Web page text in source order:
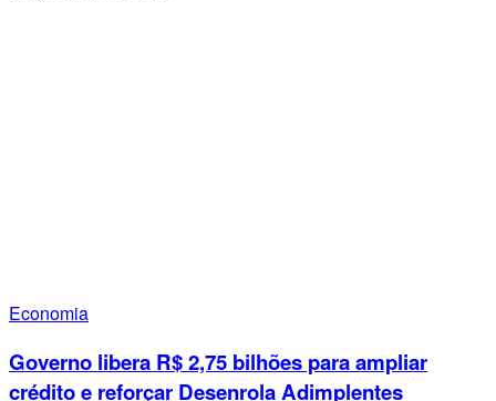
Economia
Governo libera R$ 2,75 bilhões para ampliar
crédito e reforçar Desenrola Adimplentes